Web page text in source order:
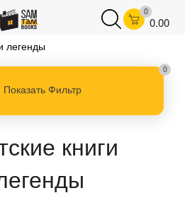
0
0.00
легенды
Показать Фильтр
0
книги